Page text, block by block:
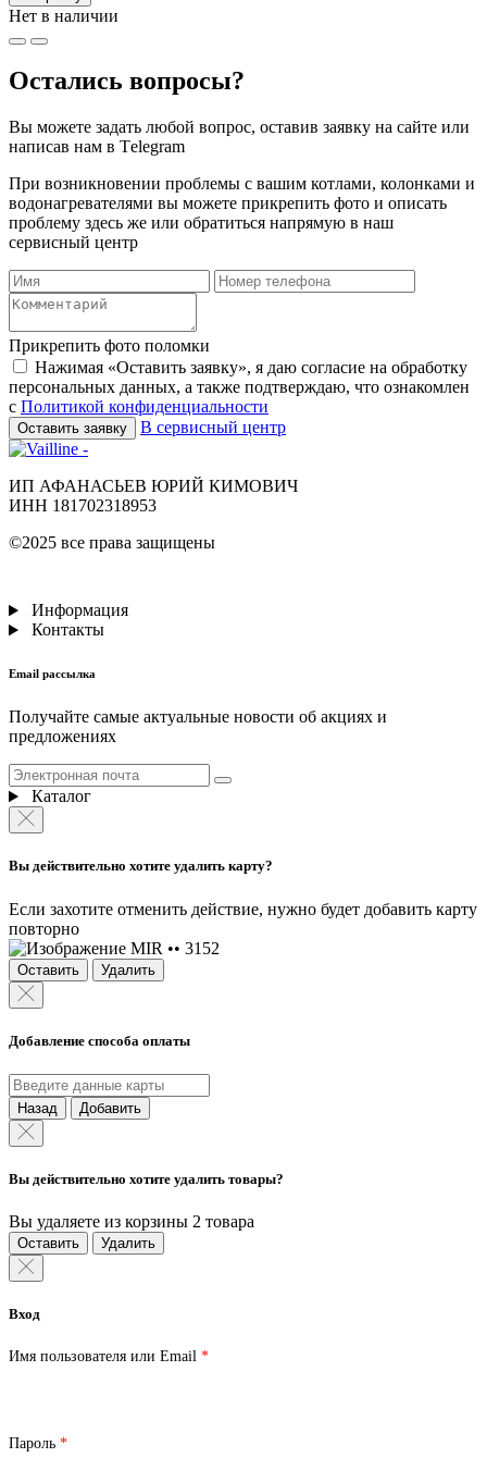
Нет в наличии
Остались вопросы?
Вы можете задать любой вопрос, оставив заявку на сайте или
написав нам в Тelegram
При возникновении проблемы с вашим котлами, колонками и
водонагревателями вы можете прикрепить фото и описать
проблему здесь же или обратиться напрямую в наш
сервисный центр
Прикрепить фото поломки
Нажимая «Оставить заявку», я даю согласие на обработку
персональных данных, а также подтверждаю, что ознакомлен
с Политикой конфиденциальности
Оставить заявку В сервисный центр
ИП АФАНАСЬЕВ ЮРИЙ КИМОВИЧ
ИНН 181702318953
©2025 все права защищены
Информация
Контакты
Email рассылка
Получайте самые актуальные новости об акциях и
предложениях
Каталог
Вы действительно хотите удалить карту?
Если захотите отменить действие, нужно будет добавить карту
повторно
MIR •• 3152
Оставить Удалить
Добавление способа оплаты
Назад Добавить
Вы действительно хотите удалить товары?
Вы удаляете из корзины 2 товара
Оставить Удалить
Вход
Имя пользователя или Email *Обязательно
Пароль *Обязательно